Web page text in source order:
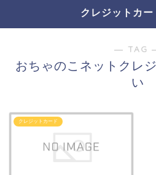
クレジットカ
― TAG
おちゃのこネットクレ
い
クレジットカード